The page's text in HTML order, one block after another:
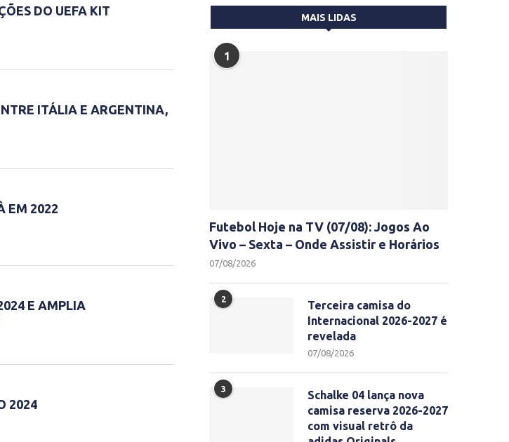
DO UEFA KIT
ITÁLIA E ARGENTINA,
EM 2022
E AMPLIA
2024
MAIS LIDAS
1
Futebol Hoje na TV (07/08): Jogos Ao
Vivo – Sexta – Onde Assistir e Horários
07/08/2026
2
Terceira camisa do
Internacional 2026-2027 é
revelada
07/08/2026
3
Schalke 04 lança nova
camisa reserva 2026-2027
com visual retrô da